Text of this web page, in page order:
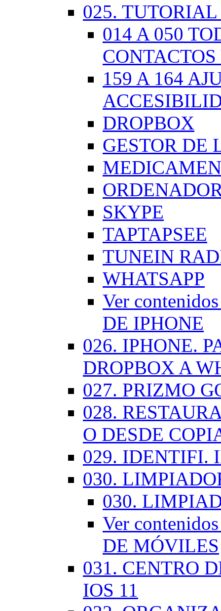
025.
014 A 050
159 A 164
DROPBOX
GESTOR DE
SKYPE
TAPTAPSEE
TUNEIN
WHATSAPP
Ver
DE IPHONE
026. IPHONE.
DROPBOX A
027. PRIZMO
028.
O DESDE
029. IDENTIFI.
030.
030.
Ver
DE MÓVILES
031. CENTRO
IOS 11